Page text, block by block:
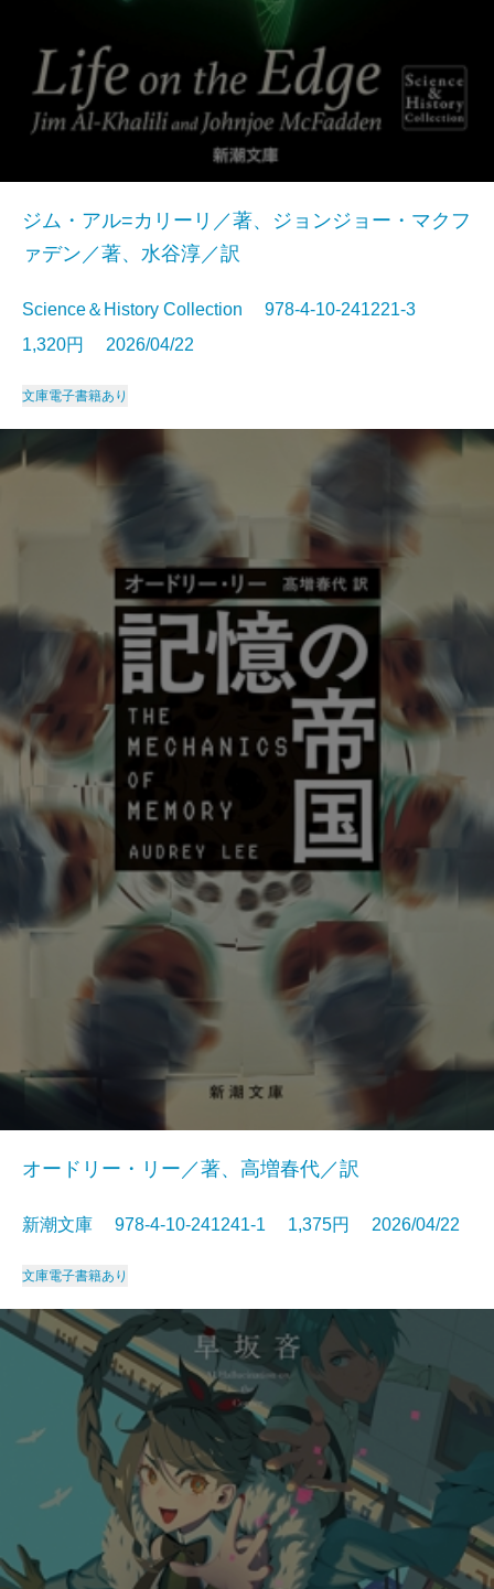
ジム・アル=カリーリ／著、ジョンジョー・マクフ
ァデン／著、水谷淳／訳
Science＆History Collection 978-4-10-241221-3
1,320円 2026/04/22
文庫電子書籍あり
オードリー・リー／著、高増春代／訳
新潮文庫 978-4-10-241241-1 1,375円 2026/04/22
文庫電子書籍あり